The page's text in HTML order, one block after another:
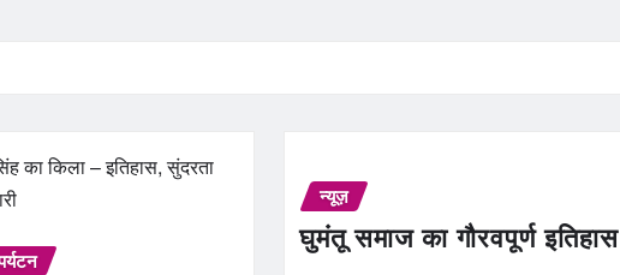
न्यूज़
घुमंतू समाज का गौरवपूर्ण इतिहास